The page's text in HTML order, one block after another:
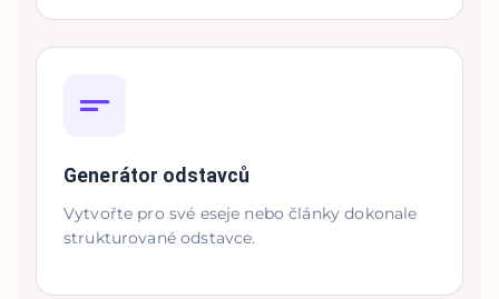
Generátor odstavců
Vytvořte pro své eseje nebo články dokonale
strukturované odstavce.